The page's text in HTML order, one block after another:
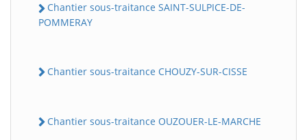
Chantier sous-traitance SAINT-SULPICE-DE-
POMMERAY
Chantier sous-traitance CHOUZY-SUR-CISSE
Chantier sous-traitance OUZOUER-LE-MARCHE